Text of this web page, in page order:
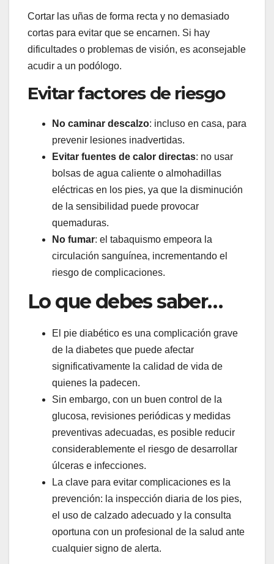
Cortar las uñas de forma recta y no demasiado
cortas para evitar que se encarnen. Si hay
dificultades o problemas de visión, es aconsejable
acudir a un podólogo.
Evitar factores de riesgo
No caminar descalzo: incluso en casa, para
prevenir lesiones inadvertidas.
Evitar fuentes de calor directas: no usar
bolsas de agua caliente o almohadillas
eléctricas en los pies, ya que la disminución
de la sensibilidad puede provocar
quemaduras.
No fumar: el tabaquismo empeora la
circulación sanguínea, incrementando el
riesgo de complicaciones.
Lo que debes saber…
El pie diabético es una complicación grave
de la diabetes que puede afectar
significativamente la calidad de vida de
quienes la padecen.
Sin embargo, con un buen control de la
glucosa, revisiones periódicas y medidas
preventivas adecuadas, es posible reducir
considerablemente el riesgo de desarrollar
úlceras e infecciones.
La clave para evitar complicaciones es la
prevención: la inspección diaria de los pies,
el uso de calzado adecuado y la consulta
oportuna con un profesional de la salud ante
cualquier signo de alerta.